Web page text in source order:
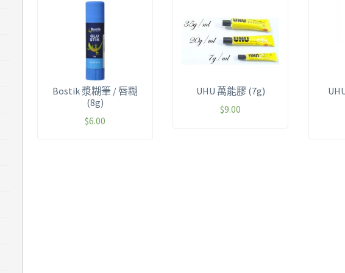
Bostik 漿糊筆 / 唇糊
(8g)
$6.00
UHU 萬能膠 (7g)
$9.00